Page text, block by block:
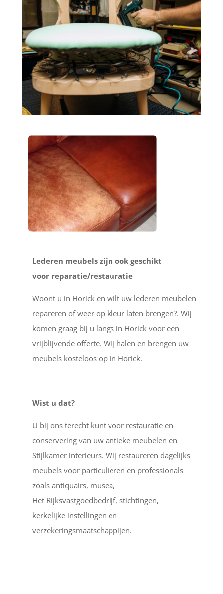
Lederen meubels zijn ook geschikt
voor reparatie/restauratie
Woont u in Horick en wilt uw lederen meubelen
repareren of weer op kleur laten brengen?. Wij
komen graag bij u langs in Horick voor een
vrijblijvende offerte. Wij halen en brengen uw
meubels kosteloos op in Horick.
Wist u dat?
U bij ons terecht kunt voor restauratie en
conservering van uw antieke meubelen en
Stijlkamer interieurs. Wij restaureren dagelijks
meubels voor particulieren en professionals
zoals antiquairs, musea,
Het Rijksvastgoedbedrijf, stichtingen,
kerkelijke instellingen en
verzekeringsmaatschappijen.